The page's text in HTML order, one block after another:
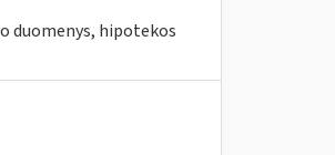
duomenys, hipotekos